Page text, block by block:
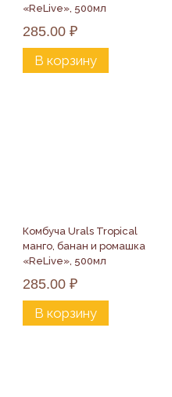
«ReLive», 500мл
285.00 ₽
В корзину
Комбуча Urals Tropical
манго, банан и ромашка
«ReLive», 500мл
285.00 ₽
В корзину